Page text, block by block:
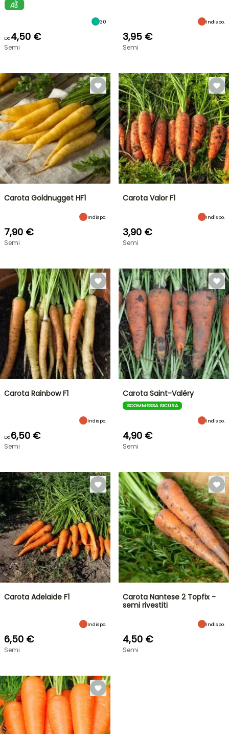
30
Da4,50 €
Semi
Indispo.
3,95 €
Semi
Carota Goldnugget HF1
Indispo.
7,90 €
Semi
Carota Valor F1
Indispo.
3,90 €
Semi
Carota Rainbow F1
Indispo.
Da6,50 €
Semi
Carota Saint-Valéry
SCOMMESSA SICURA
Indispo.
4,90 €
Semi
Carota Adelaide F1
Indispo.
6,50 €
Semi
Carota Nantese 2 Topfix -
semi rivestiti
Indispo.
4,50 €
Semi